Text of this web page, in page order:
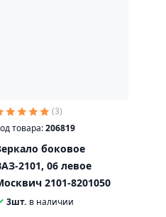
(3)
товара:206819
боковое
2101, 06 левое
2101-8201050
3шт. в наличии